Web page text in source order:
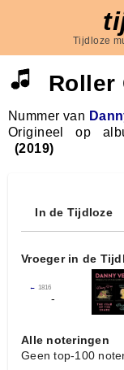
Tijdloze
Roller
Nummer van
Origineel op
(2019)
In de Tijdloze
Vroeger in de
← 1816
-
Alle noteringen
Geen top-100